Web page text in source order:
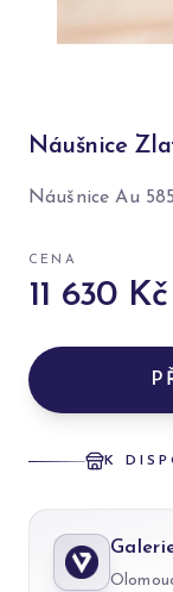
Náušnice
Náušnice Au 585
CENA
11 630 Kč
K